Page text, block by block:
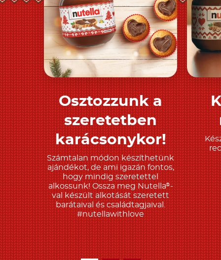
Tudjon meg többet
Osztozzunk a
szeretetben
karácsonykor!
Számtalan módon készíthetünk
ajándékot, de ami igazán fontos,
hogy mindig szeretettel
alkossunk! Ossza meg Nutella®-
val készült alkotását szeretett
barátaival és családtagjaival.
#nutellawithlove